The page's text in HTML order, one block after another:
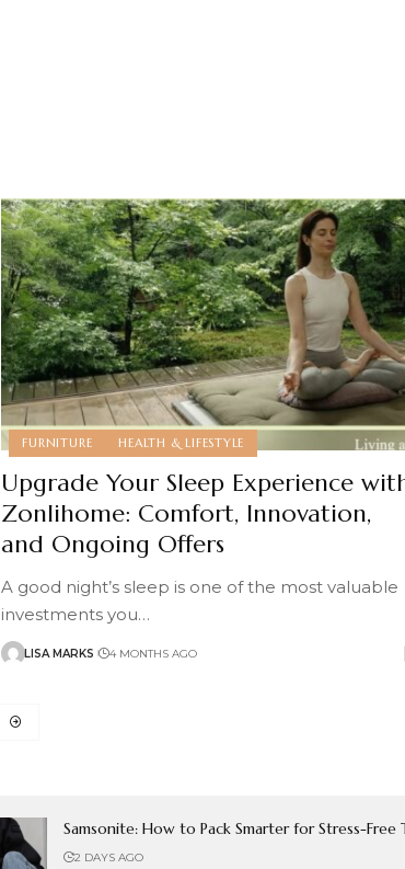
FURNITURE HEALTH & LIFESTYLE
Upgrade Your Sleep Experience
Zonlihome: Comfort, Innovation,
and Ongoing Offers
A good night’s sleep is one of the most valuable
investments you…
LISA MARKS 4 MONTHS AGO
Samsonite: How to Pack Smarter for Stress-Free
2 DAYS AGO